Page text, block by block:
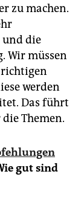
zu machen.
und die
Wir müssen
werden
Das führt
Themen.
gut sind